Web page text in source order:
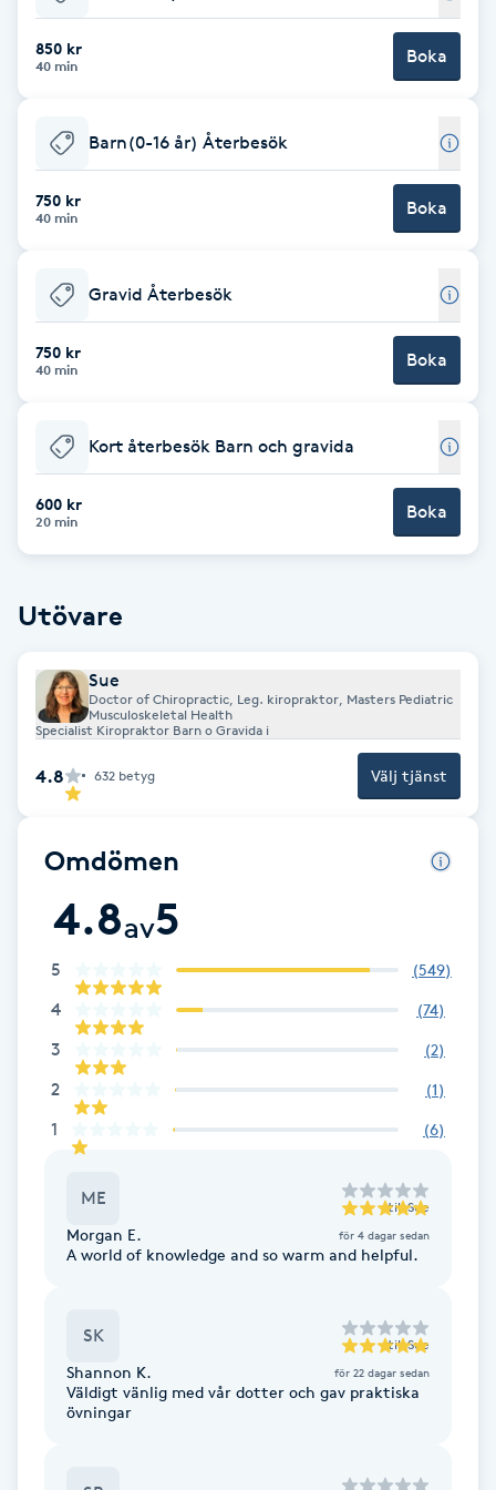
Babylights
Balayage
Barber
Barnklippning
BIAB
Blowout
Bottenfärg
Bröllopsuppsättning
Celluliter
Coachning
Color correction
Cryoterapi
Damklippning
Dermapen
Diamantslipning
Extensions borttagning
Eyeliner-tatuering
850 kr
40 min Boka
Barn(0-16 år) Återbesök
750 kr
40 min Boka
Gravid Återbesök
750 kr
40 min Boka
Kort återbesök Barn och gravida
600 kr
20 min Boka
Utövare
Sue
Doctor of Chiropractic, Leg. kiropraktor, Masters Pediatric
Musculoskeletal Health
Specialist Kiropraktor Barn o Gravida i
4.8 632 betyg Välj tjänst
Omdömen
4.8av5
5 (549)
4 (74)
3 (2)
2 (1)
1 (6)
ME till Sue
Morgan E. för 4 dagar sedan
A world of knowledge and so warm and helpful.
SK till Sue
Shannon K. för 22 dagar sedan
Väldigt vänlig med vår dotter och gav praktiska
övningar